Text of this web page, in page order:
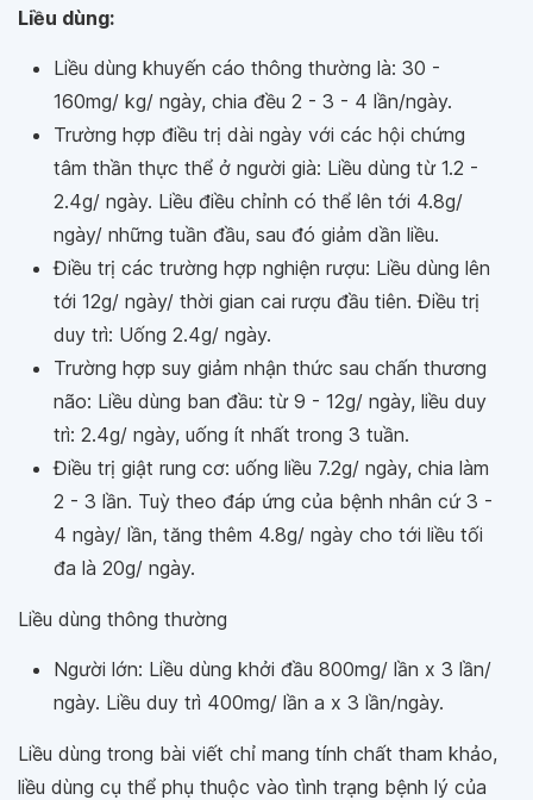
Liều dùng:
Liều dùng khuyến cáo thông thường là: 30 -
160mg/ kg/ ngày, chia đều 2 - 3 - 4 lần/ngày.
Trường hợp điều trị dài ngày với các hội chứng
tâm thần thực thể ở người già: Liều dùng từ 1.2 -
2.4g/ ngày. Liều điều chỉnh có thể lên tới 4.8g/
ngày/ những tuần đầu, sau đó giảm dần liều.
Điều trị các trường hợp nghiện rượu: Liều dùng lên
tới 12g/ ngày/ thời gian cai rượu đầu tiên. Điều trị
duy trì: Uống 2.4g/ ngày.
Trường hợp suy giảm nhận thức sau chấn thương
não: Liều dùng ban đầu: từ 9 - 12g/ ngày, liều duy
trì: 2.4g/ ngày, uống ít nhất trong 3 tuần.
Điều trị giật rung cơ: uống liều 7.2g/ ngày, chia làm
2 - 3 lần. Tuỳ theo đáp ứng của bệnh nhân cứ 3 -
4 ngày/ lần, tăng thêm 4.8g/ ngày cho tới liều tối
đa là 20g/ ngày.
Liều dùng thông thường
Người lớn: Liều dùng khởi đầu 800mg/ lần x 3 lần/
ngày. Liều duy trì 400mg/ lần a x 3 lần/ngày.
Liều dùng trong bài viết chỉ mang tính chất tham khảo,
liều dùng cụ thể phụ thuộc vào tình trạng bệnh lý của